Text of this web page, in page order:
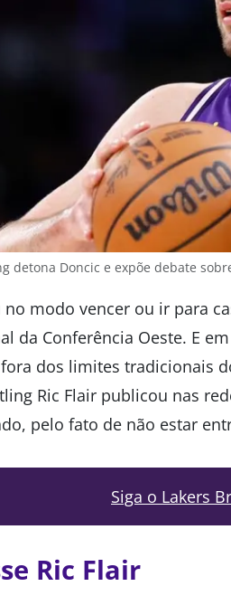
detona Doncic e expõe debate
no modo vencer ou ir para
da Conferência Oeste. E
dos limites tradicionais
Ric Flair publicou nas
pelo fato de não estar
Siga o Lakers
Ric Flair